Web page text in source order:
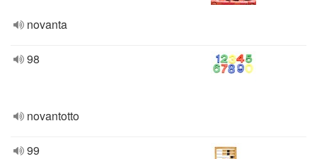
novanta
98
novantotto
99